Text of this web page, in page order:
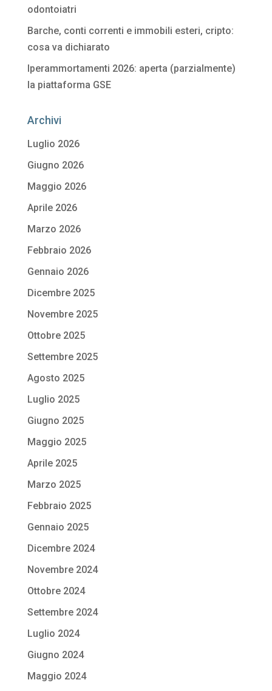
odontoiatri
Barche, conti correnti e immobili esteri, cripto:
cosa va dichiarato
Iperammortamenti 2026: aperta (parzialmente)
la piattaforma GSE
Archivi
Luglio 2026
Giugno 2026
Maggio 2026
Aprile 2026
Marzo 2026
Febbraio 2026
Gennaio 2026
Dicembre 2025
Novembre 2025
Ottobre 2025
Settembre 2025
Agosto 2025
Luglio 2025
Giugno 2025
Maggio 2025
Aprile 2025
Marzo 2025
Febbraio 2025
Gennaio 2025
Dicembre 2024
Novembre 2024
Ottobre 2024
Settembre 2024
Luglio 2024
Giugno 2024
Maggio 2024